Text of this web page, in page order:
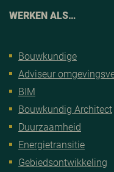
WERKEN ALS…
Bouwkundige
Adviseur
BIM
Bouwkundig Architect
Duurzaamheid
Energietransitie
Gebiedsontwikkeling